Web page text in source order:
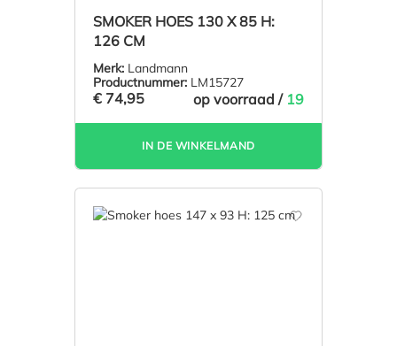
SMOKER HOES 130 X 85 H:
126 CM
Merk: Landmann
Productnummer: LM15727
€ 74,95 op voorraad / 19
IN DE WINKELMAND